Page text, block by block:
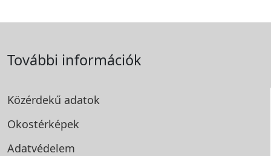
További információk
Közérdekű adatok
Okostérképek
Adatvédelem